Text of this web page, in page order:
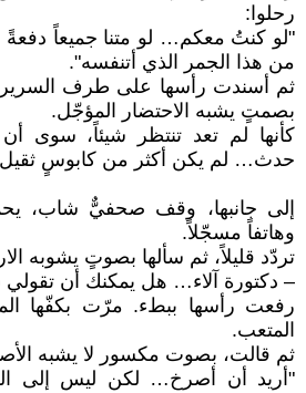
رحلوا:
"لو كنتُ معكم… لو متنا جميعاً
من هذا الجمر الذي أتنفسه".
ثم أسندت رأسها على طرف
بصمتٍ يشبه الاحتضار المؤجّل.
كأنها لم تعد تنتظر شيئاً، سوى
حدث… لم يكن أكثر من كابوسٍ
إلى جانبها، وقف صحفيٌّ شاب،
وهاتفاً مسجّلاً.
تردّد قليلاً، ثم سألها بصوتٍ يشوبه
– دكتورة آلاء… هل يمكنك أن تقولي
رفعت رأسها ببطء. مرّت بكفّها
المتعب.
ثم قالت، بصوت مكسور لا يشبه
"أريد أن أصرخ… لكن ليس إلى